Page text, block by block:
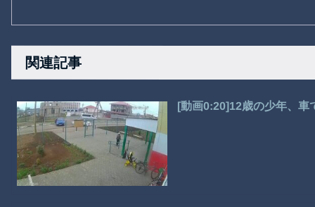
関連記事
[動画0:20]12歳の少年、車